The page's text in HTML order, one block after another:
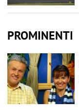
PROMINENTI